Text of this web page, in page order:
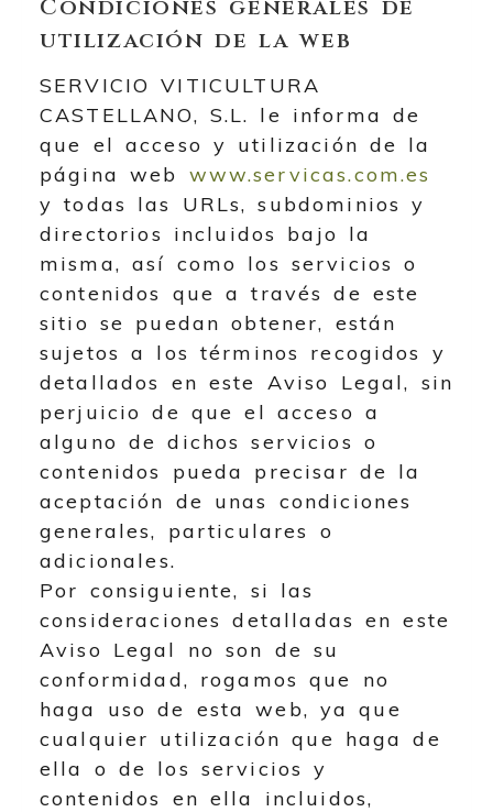
Condiciones generales de
utilización de la web
SERVICIO VITICULTURA
CASTELLANO, S.L. le informa de
que el acceso y utilización de la
página web www.servicas.com.es
y todas las URLs, subdominios y
directorios incluidos bajo la
misma, así como los servicios o
contenidos que a través de este
sitio se puedan obtener, están
sujetos a los términos recogidos y
detallados en este Aviso Legal, sin
perjuicio de que el acceso a
alguno de dichos servicios o
contenidos pueda precisar de la
aceptación de unas condiciones
generales, particulares o
adicionales.
Por consiguiente, si las
consideraciones detalladas en este
Aviso Legal no son de su
conformidad, rogamos que no
haga uso de esta web, ya que
cualquier utilización que haga de
ella o de los servicios y
contenidos en ella incluidos,